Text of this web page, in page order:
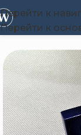
Перейти к
Перейти к